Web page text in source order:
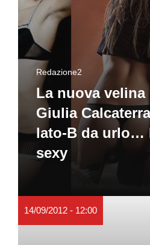
Redazione2
La nuova velina
Giulia
lato-B da urlo…
sexy
14/09/2012 - 12:00